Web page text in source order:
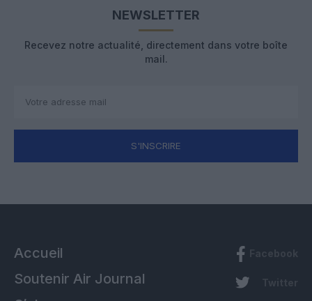
NEWSLETTER
Recevez notre actualité, directement dans votre boîte
mail.
S'INSCRIRE
Accueil
Soutenir Air Journal